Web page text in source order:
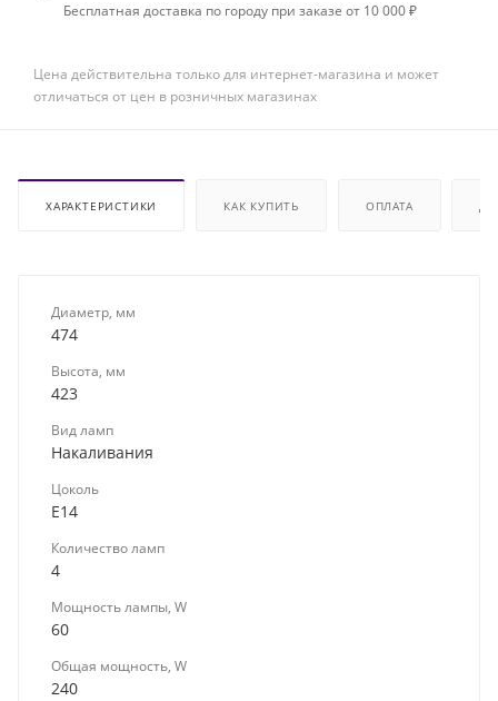
Бесплатная доставка по городу при заказе от 10 000 ₽
Цена действительна только для интернет-магазина и может
отличаться от цен в розничных магазинах
ХАРАКТЕРИСТИКИ КАК КУПИТЬ ОПЛАТА
Диаметр, мм
474
Высота, мм
423
Вид ламп
Накаливания
Цоколь
E14
Количество ламп
4
Мощность лампы, W
60
Общая мощность, W
240